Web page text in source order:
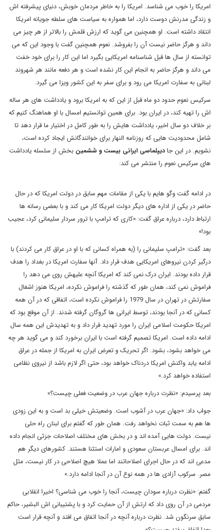
امریکا را خوب می شناسد. امریکا را به خاطر مردمان خوبش، دنیای پیشرفته اش
و زندگی مدرنش دوست دارد، اما همواره به سیاست های سلطه جویانه امریکا
انتقاد داشته است. او همچنین می گوید که ارزش قلمش را بالاتر از هر چیز می
داند و هرگز حاضر نیست آن را بفروشد. نعوم همچنین گفت با وجود این که می
توانسته از سال ها قبل شناسنامه امریکایی بگیرد اما این کار را برای خود خفت
می داند و هرگز حاضر به انجام این کار نشده است و هر دفعه مانند هر شهروند
لبنانی به سفارت امریکا می رود و برای سفر به این کشور ویزا می گیرد.
سرکیس نعوم حدود دو ماه قبل از این که به امریکا برود و یادداشت های هر ساله
اش را تهیه کند، در ایران بود. برای همین توانستیم امسال با او هماهنگ کنیم که
بر خلاف دو سال اخیر، یادداشت هایش را به طور کامل در اختیار ما قرار دهد تا
شامل محدودیت هایی که روزنامه النهار برای خوانندگانش ایجاد کرده است،
نشویم. در این جادیپلماسی ایرانی بیست و ششمین بخش از سلسله یادداشت
های سرکیس نعوم را منتشر می کند:
در ادامه گفت وگو هایم با یکی از مقامات مهم سابق در دولت امریکا که در حال
حاضر در یکی از اداره های دیگر دولت امریکا کار می کند و با بعضی رسانه ها
ارتباط دارد، درباره عراق گفت: «کاری که ترامپ با ترور سردار سلیمانی کرد، عجیب
بود!»
بعد گفت: «ترامپ سلیمانی را (به همراه کسانی که با او در عراق کار می کردند) با
درگیر کردن نیروهای امریکایی هدف قرار داد. آنها سفارت امریکا در بغداد را هدف
قرار داده بودند. ایران درک نمی کند که امریکا آنچه علیهش روی می دهد را
فراموش نمی کند، همان طور که گذشته را فراموش نکرده، امریکا هنوز اشغال
سفارتش در تهران در سال 1979 را فراموش نکرده است، اتفاقی که در آن همه
کسانی که در آنجا بودند، توسط ایرانی ها گروگان گرفته شدند. از آن موقع بود که
امریکا حکومت اسلامی ایران را مورد تهدید قرار داد و به تهدیدش این همه سال
ادامه داده است. امریکا تصمیم گرفته است با ایران برخورد کند و می گوید هر چه
می خواهد بشود، بشود. اگر تحریک و تعرض ایران به امریکا از جمله در عراق
ادامه یابد واکنش امریکا دردناک خواهد بود، حتی اگر لازم باشد از نیروی نظامی
استفاده خواهد کرد.»
بعد پرسیدم: «نظرت درباره جهان عرب در وضعیت فعلی چیست؟»
جواب داد: «جهان عرب در آشوب است. وضعیتش خیلی بد است و به این زودی
ها هم به سمت ثبات نخواهد رفت. همان طور که گفتم برای لبنان راه حلی
نیست. دولت هایی آمده اند و در بخش های مختلف اصلاحات جزئی انجام داده
اند. برای امسال عربستان سعودی و امارات استثنا هستند. کشورهای دیگر هم
مدعی اند که در حال اجرای اصلاحاتند اما عملا هیچ اصلاحی در کار نیست، مثل
مصر. سرکوب آزادی ها در همه نوع آن در آنجا ادامه دارد.»
گفتم: «نظرت درباره سودان چیست، آنجا را خوب می شناسی؟ اخیرا انقلابی
مردمی در آن روی داد که ارتش از آن حمایت کرد و با پشتیبانی اش البشیر، حاکم
سابق سرنگون شد. نظرت درباره آنچه در آنجا اتفاق می افتد و آنچه قرار است